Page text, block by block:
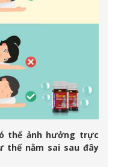
thể ảnh hưởng trực
thế nằm sai sau đây